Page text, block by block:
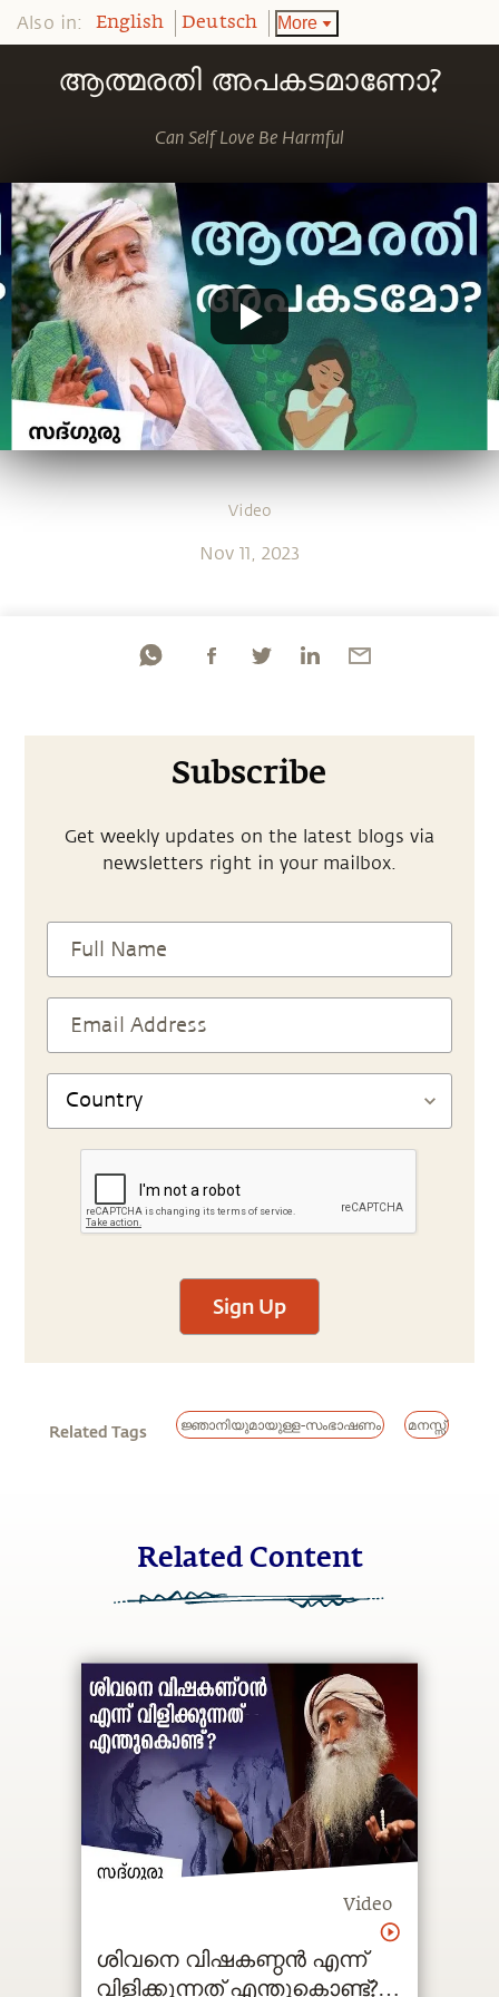
Also in: English Deutsch More
ആത്മരതി അപകടമാണോ?
Can Self Love Be Harmful
Video
Nov 11, 2023
Subscribe
Get weekly updates on the latest blogs via
newsletters right in your mailbox.
Sign Up
Related Tags ജ്ഞാനിയുമായുള്ള-സംഭാഷണം മനസ്സ്
Related Content
Video
ശിവനെ വിഷകണ്ഠൻ എന്ന്
വിളിക്കുന്നത് എന്തുകൊണ്ട്?